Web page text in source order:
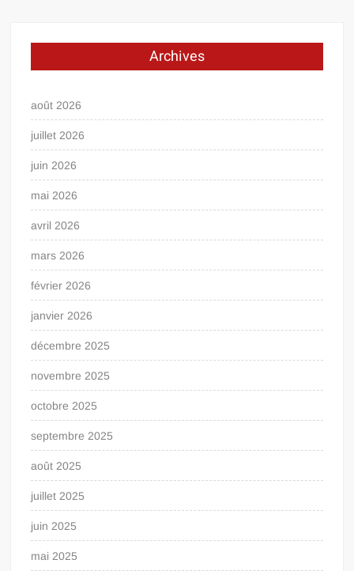
Archives
août 2026
juillet 2026
juin 2026
mai 2026
avril 2026
mars 2026
février 2026
janvier 2026
décembre 2025
novembre 2025
octobre 2025
septembre 2025
août 2025
juillet 2025
juin 2025
mai 2025